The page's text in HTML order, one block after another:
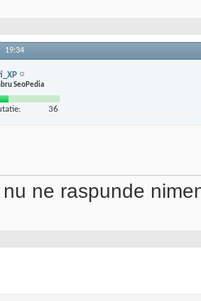
19:34
SeoPedia
36
ne raspunde